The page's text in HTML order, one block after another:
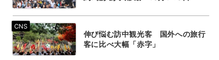
伸び悩む訪中観光客 国外への旅行
客に比べ大幅「赤字」